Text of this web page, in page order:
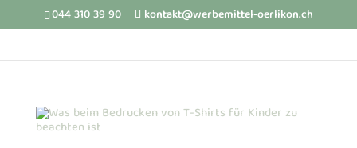
044 310 39 90 kontakt@werbemittel-oerlikon.ch